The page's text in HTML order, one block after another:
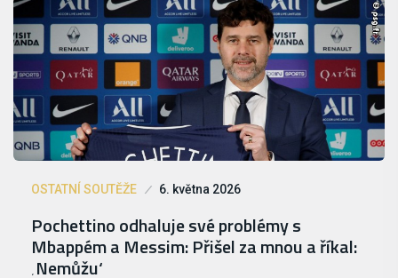
OSTATNÍ SOUTĚŽE 6. května 2026
Pochettino odhaluje své problémy s
Mbappém a Messim: Přišel za mnou a říkal:
‚Nemůžu‘